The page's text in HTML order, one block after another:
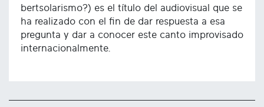
bertsolarismo?) es el título del audiovisual que se
ha realizado con el fin de dar respuesta a esa
pregunta y dar a conocer este canto improvisado
internacionalmente.